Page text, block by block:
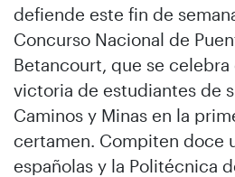
defiende este fin de
Concurso Nacional de
Betancourt, que se celebra
victoria de estudiantes de
Caminos y Minas en la
certamen. Compiten doce
españolas y la Politécnica